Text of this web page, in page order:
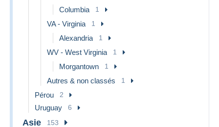
Columbia 1
VA - Virginia 1
Alexandria 1
WV - West Virginia 1
Morgantown 1
Autres & non classés 1
Pérou 2
Uruguay 6
Asie 153